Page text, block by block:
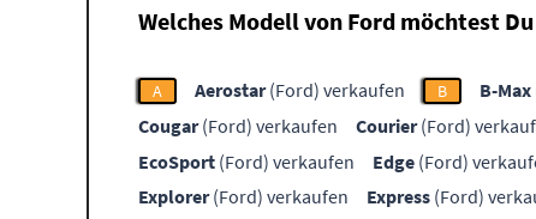
Welches Modell von Ford möchtest
A Aerostar(Ford) verkaufen B B-Max
Cougar(Ford) verkaufen Courier(Ford)
EcoSport (Ford) verkaufen Edge (Ford)
Explorer(Ford) verkaufen Express (Ford)